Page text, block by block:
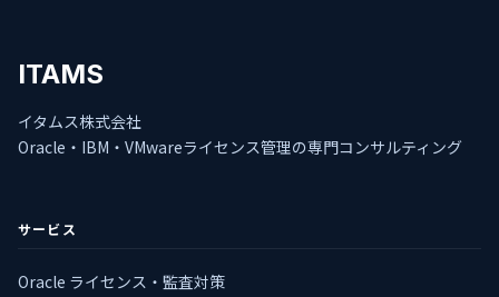
ITAMS
イタムス株式会社
Oracle・IBM・VMwareライセンス管理の専門コンサルティング
サービス
Oracle ライセンス・監査対策